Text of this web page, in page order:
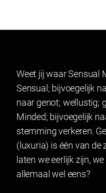
Weet jij waar Sensual
Sensual; bijvoegelijk
naar genot; wellustig;
Minded; bijvoegelijk
stemming verkeren.
(luxuria) is één van de
laten we eerlijk zijn,
allemaal wel eens?